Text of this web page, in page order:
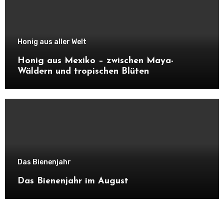
Honig aus aller Welt
Honig aus Mexiko – zwischen Maya-
Wäldern und tropischen Blüten
Das Bienenjahr
Das Bienenjahr im August